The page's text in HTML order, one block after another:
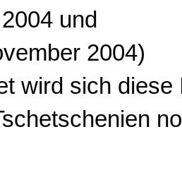
und
2004)
wird sich